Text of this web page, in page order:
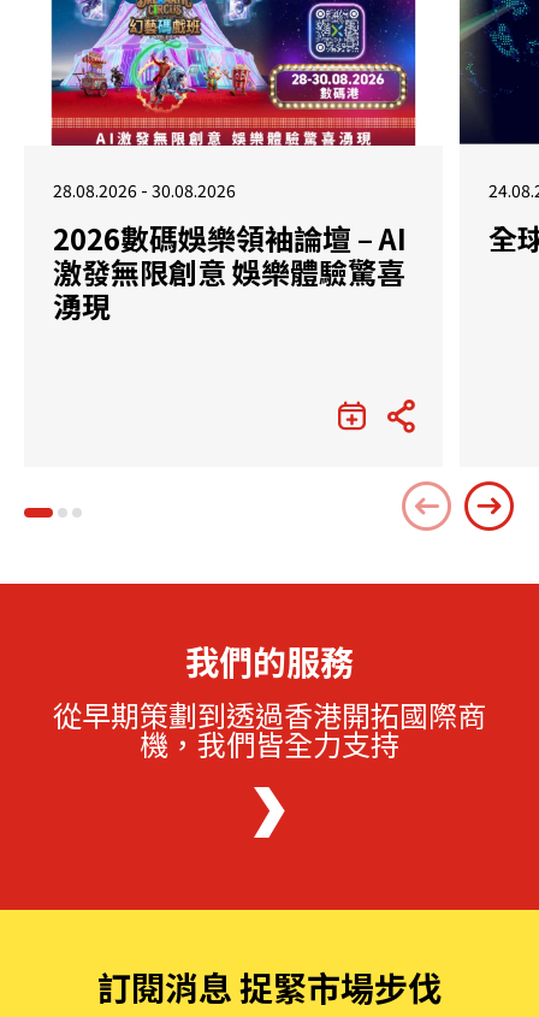
28.08.2026 - 30.08.2026
2026數碼娛樂領袖論壇 – AI
激發無限創意 娛樂體驗驚喜
湧現
全
我們的服務
從早期策劃到透過香港開拓國際商
機，我們皆全力支持
訂閱消息 捉緊市場步伐